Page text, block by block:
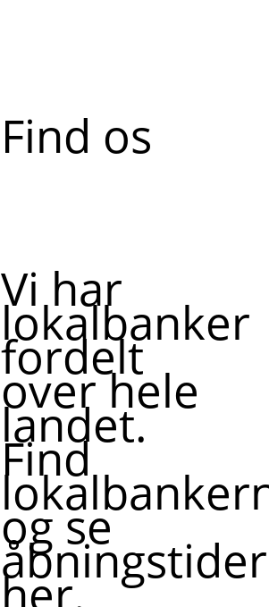
Find os
Vi har
lokalbanker
fordelt
over hele
landet.
Find
og se
åbningstider
her.